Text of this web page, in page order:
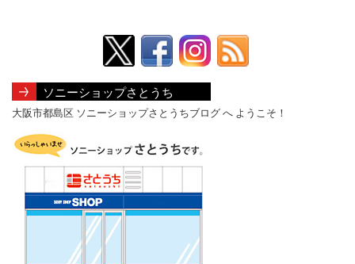
ソニーショップさとうち
大阪市都島区 ソニーショップさとうちブログ へ ようこそ！